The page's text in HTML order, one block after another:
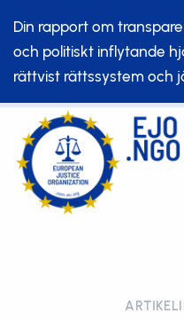
Din rapport om
och politiskt inflytande
rättvist rättssystem och